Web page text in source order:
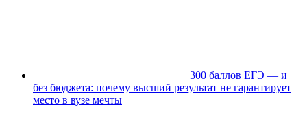
300 баллов ЕГЭ — и
без бюджета: почему высший результат не гарантирует
место в вузе мечты